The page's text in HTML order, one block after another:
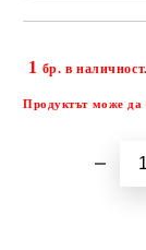
1 бр. в наличност.
Продуктът може да